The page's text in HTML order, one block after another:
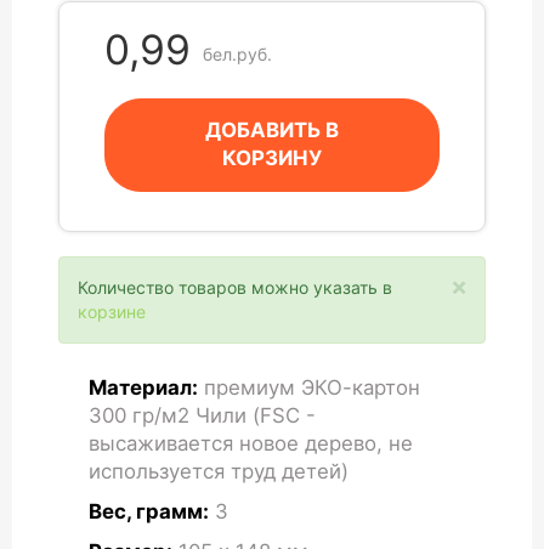
0,99 бел.руб.
ДОБАВИТЬ В
КОРЗИНУ
×
Количество товаров можно указать в
корзине
Материал: премиум ЭКО-картон
300 гр/м2 Чили (FSC -
высаживается новое дерево, не
используется труд детей)
Вес, грамм: 3